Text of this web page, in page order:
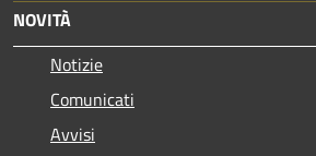
NOVITÀ
Notizie
Comunicati
Avvisi